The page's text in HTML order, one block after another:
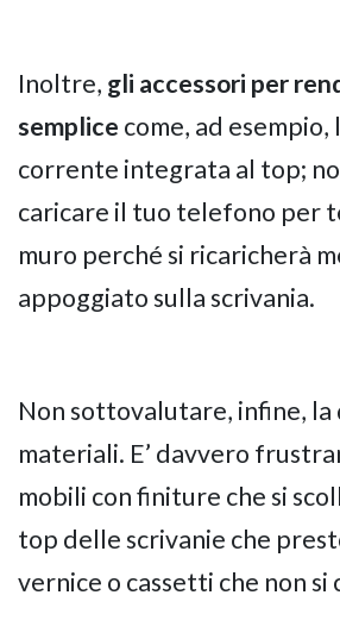
Inoltre, gli accessori per
semplice come, ad esempio,
corrente integrata al top;
caricare il tuo telefono per
muro perché si ricaricherà
appoggiato sulla scrivania.
Non sottovalutare, infine, la
materiali. E’ davvero
mobili con finiture che si
top delle scrivanie che
vernice o cassetti che non si